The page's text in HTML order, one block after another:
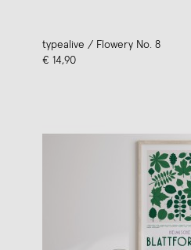
typealive / Flowery No. 8
€ 14,90